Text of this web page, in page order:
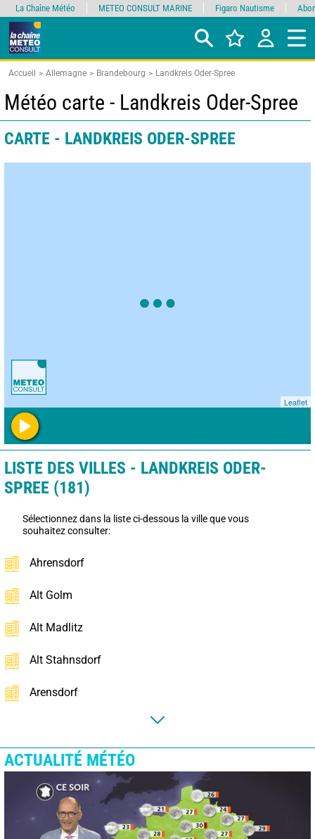
Accueil Allemagne Brandebourg Landkreis Oder-Spree
Météo carte - Landkreis Oder-Spree
CARTE - LANDKREIS ODER-SPREE
Leaflet
LISTE DES VILLES - LANDKREIS ODER-
SPREE (181)
Sélectionnez dans la liste ci-dessous la ville que vous
souhaitez consulter:
Ahrensdorf
Alt Golm
Alt Madlitz
Alt Stahnsdorf
Arensdorf
ACTUALITÉ MÉTÉO
La Chaîne Météo METEO CONSULT MARINE Figaro Nautisme